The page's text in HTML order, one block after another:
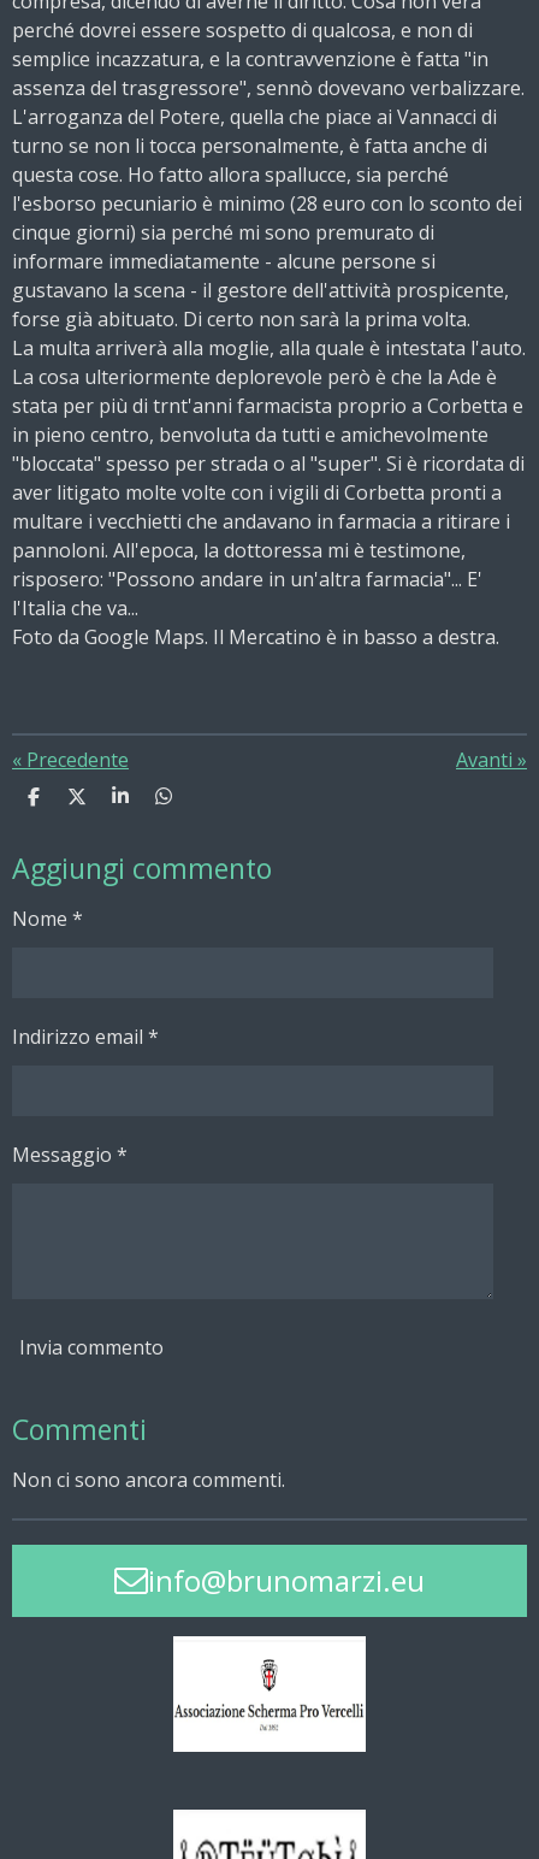
perché dovrei essere sospetto di qualcosa, e non di
semplice incazzatura, e la contravvenzione è fatta "in
assenza del trasgressore", sennò dovevano verbalizzare.
L'arroganza del Potere, quella che piace ai Vannacci di
turno se non li tocca personalmente, è fatta anche di
questa cose. Ho fatto allora spallucce, sia perché
l'esborso pecuniario è minimo (28 euro con lo sconto dei
cinque giorni) sia perché mi sono premurato di
informare immediatamente - alcune persone si
gustavano la scena - il gestore dell'attività prospicente,
forse già abituato. Di certo non sarà la prima volta.
La multa arriverà alla moglie, alla quale è intestata l'auto.
La cosa ulteriormente deplorevole però è che la Ade è
stata per più di trnt'anni farmacista proprio a Corbetta e
in pieno centro, benvoluta da tutti e amichevolmente
"bloccata" spesso per strada o al "super". Si è ricordata di
aver litigato molte volte con i vigili di Corbetta pronti a
multare i vecchietti che andavano in farmacia a ritirare i
pannoloni. All'epoca, la dottoressa mi è testimone,
risposero: "Possono andare in un'altra farmacia"... E'
l'Italia che va...
Foto da Google Maps. Il Mercatino è in basso a destra.
« Precedente Avanti »
C
d
i
i
C
d
i
i
C
d
i
C
d
i
Aggiungi commento
Nome *
Indirizzo email *
Messaggio *
Invia commento
Commenti
Non ci sono ancora commenti.
info@brunomarzi.eu